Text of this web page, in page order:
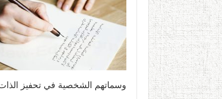
وسماتهم الشخصية في تحفيز